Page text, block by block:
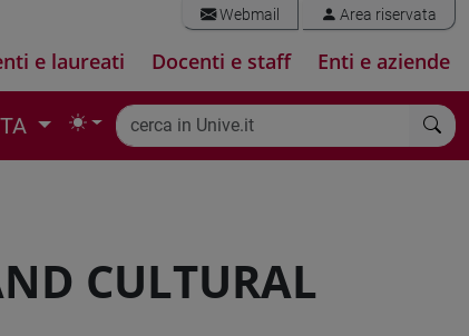
Webmail Area riservata
e laureati Docenti e staff Enti e aziende
CULTURAL